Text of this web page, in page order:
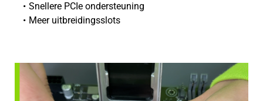
Snellere PCIe ondersteuning
Meer uitbreidingsslots